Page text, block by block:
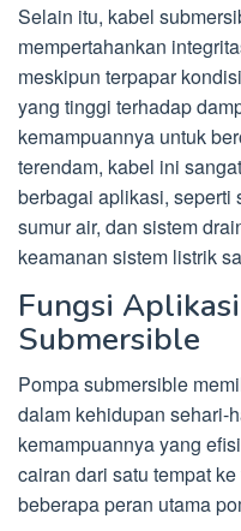
Selain itu, kabel
mempertahankan
meskipun terpapar
yang tinggi terhadap
kemampuannya untuk
terendam, kabel ini
berbagai aplikasi, seperti
sumur air, dan sistem
keamanan sistem listrik
Fungsi
Submersible
Pompa submersible
dalam kehidupan sehari-
kemampuannya yang
cairan dari satu tempat
beberapa peran utama